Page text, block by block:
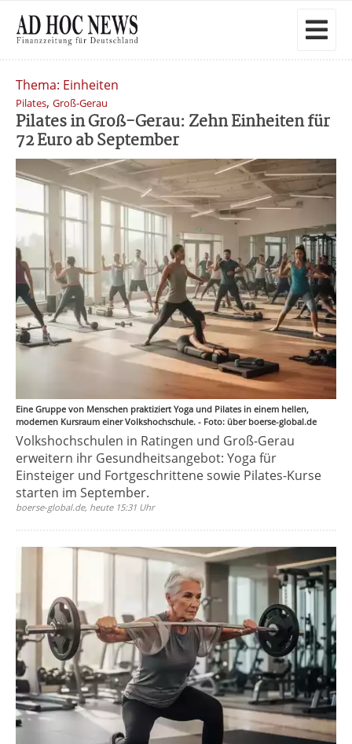
Thema: Einheiten
Pilates, Groß-Gerau
Pilates in Groß-Gerau: Zehn Einheiten für
72 Euro ab September
Eine Gruppe von Menschen praktiziert Yoga und Pilates in einem hellen,
modernen Kursraum einer Volkshochschule. - Foto: über boerse-global.de
Volkshochschulen in Ratingen und Groß-Gerau
erweitern ihr Gesundheitsangebot: Yoga für
Einsteiger und Fortgeschrittene sowie Pilates-Kurse
starten im September.
boerse-global.de, heute 15:31 Uhr